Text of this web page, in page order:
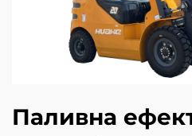
Паливна